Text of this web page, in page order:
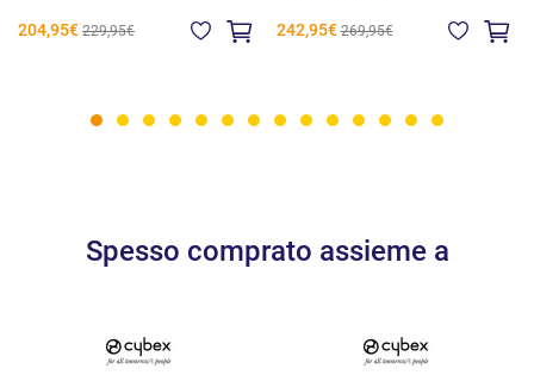
204,95€ 229,95€ 242,95€ 269,95€
Spesso comprato assieme a